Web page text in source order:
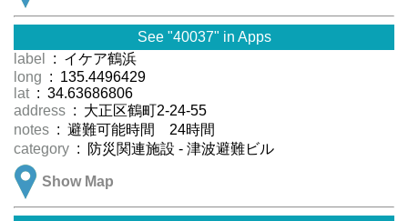
See "40037" in Apps
label
: イケア鶴浜
long : 135.4496429
lat : 34.63686806
address : 大正区鶴町2-24-55
notes : 避難可能時間 24時間
category : 防災関連施設 - 津波避難ビル
Show Map